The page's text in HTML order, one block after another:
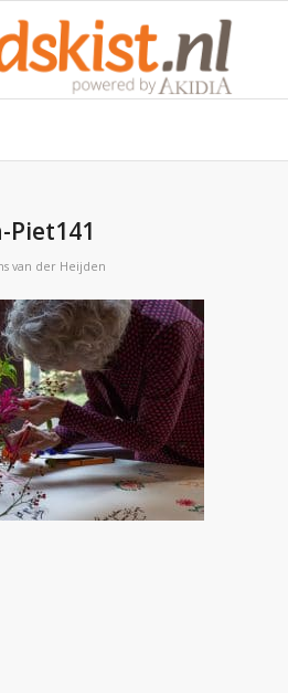
Piet141
van der Heijden